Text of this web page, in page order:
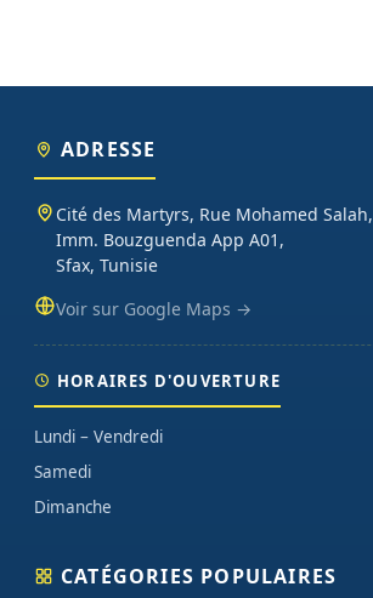
ADRESSE
Cité des Martyrs, Rue Mohamed Salah,
Imm. Bouzguenda App A01,
Sfax, Tunisie
Voir sur Google Maps →
HORAIRES D'OUVERTURE
Lundi – Vendredi
Samedi
Dimanche
CATÉGORIES POPULAIRES